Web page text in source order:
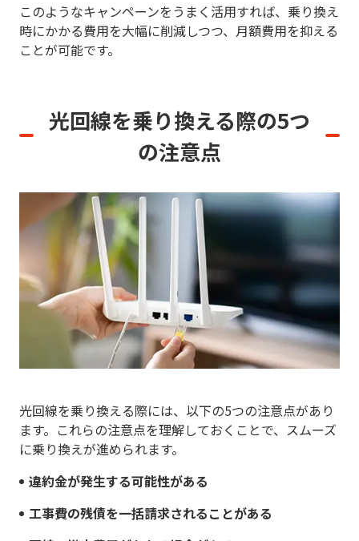
このようなキャンペーンをうまく活用すれば、乗り換え
時にかかる費用を大幅に削減しつつ、月額費用を抑える
ことが可能です。
光回線を乗り換える際の5つ
の注意点
光回線を乗り換える際には、以下の5つの注意点があり
ます。これらの注意点を理解しておくことで、スムーズ
に乗り換えが進められます。
違約金が発生する可能性がある
工事費の残債を一括請求されることがある